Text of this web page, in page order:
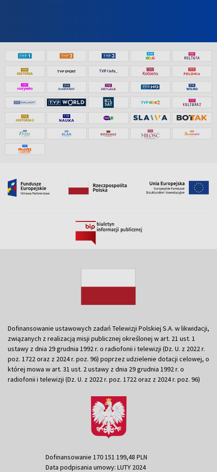
Dofinansowanie ustawowych zadań Telewizji Polskiej S.A. w likwidacji,
związanych z realizacją misji publicznej określonej w art. 21 ust. 1
ustawy z dnia 29 grudnia 1992 r. o radiofonii i telewizji (Dz. U. z 2022 r.
poz. 1722 oraz z 2024 r. poz. 96) poprzez udzielenie dotacji celowej, o
której mowa w art. 31 ust. 2 ustawy z dnia 29 grudnia 1992 r. o
radiofonii i telewizji (Dz. U. z 2022 r. poz. 1722 oraz z 2024 r. poz. 96)
Dofinansowanie 170 151 199,48 PLN
Data podpisania umowy: LUTY 2024